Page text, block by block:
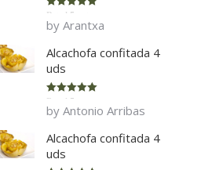
Rated 5
of 5
by Arantxa
Alcachofa confitada 4
uds
Rated 5
of 5
by Antonio Arribas
Alcachofa confitada 4
uds